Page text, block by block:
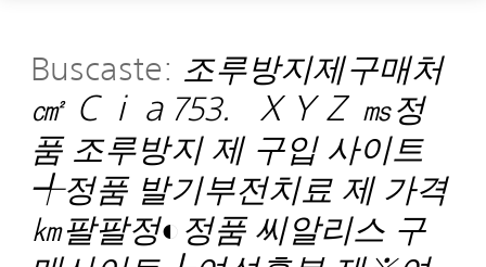
Buscaste: 조루방지제구매처
㎠ Ｃｉａ753．ＸＹＺ ㎳정
품 조루방지 제 구입 사이트
╃정품 발기부전치료 제 가격
㎞팔팔정◐정품 씨알리스 구